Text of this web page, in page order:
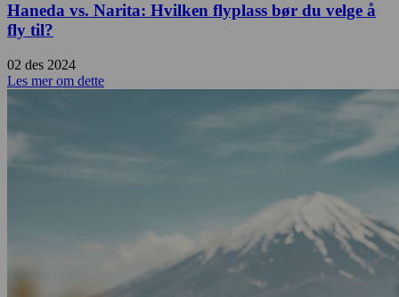
Haneda vs. Narita: Hvilken flyplass bør du velge å
fly til?
02 des 2024
Les mer om dette